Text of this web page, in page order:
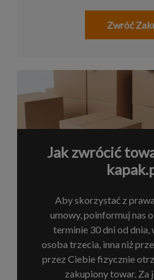
Zwróć
Jak zwrócić
Aby skorzystać z
umowy, poinformuj nas
terminie 30 dni od
osoba trzecia, inna niż
przez Ciebie fizycznie
zakupiony towar. Za